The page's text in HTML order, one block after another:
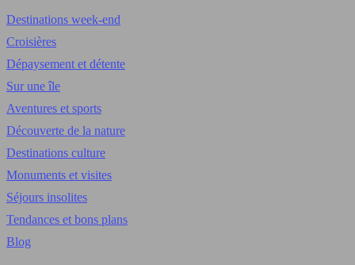
Destinations week-end
Croisières
Dépaysement et détente
Sur une île
Aventures et sports
Découverte de la nature
Destinations culture
Monuments et visites
Séjours insolites
Tendances et bons plans
Blog